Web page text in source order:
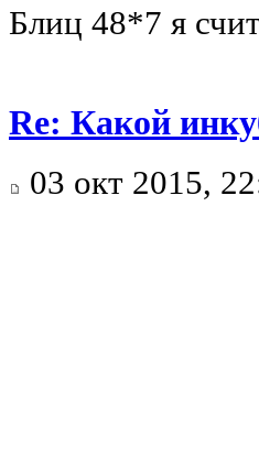
Блиц 48*7 я
Re: Какой
03 окт 2015,